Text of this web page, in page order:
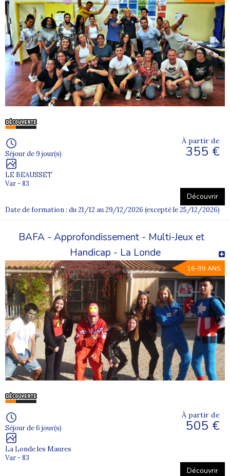
Séjour de 9 jour(s)
LE BEAUSSET
Var - 83
À partir de
355 €
Découvrir
Date de formation : du 21/12 au 29/12/2026 (excepté le 25/12/2026)
BAFA - Approfondissement - Multi-Jeux et
Handicap - La Londe
16-99 ANS
Séjour de 6 jour(s)
La Londe les Maures
Var - 83
À partir de
505 €
Découvrir